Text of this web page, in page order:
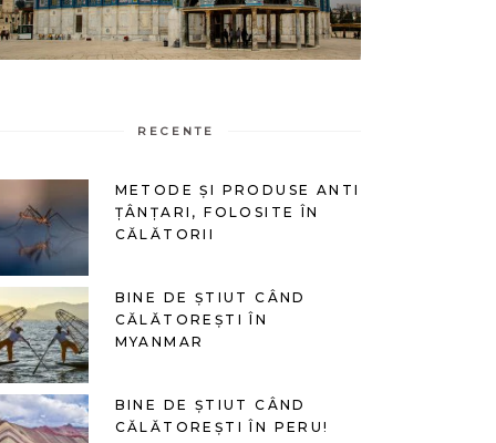
RECENTE
METODE ȘI PRODUSE ANTI
ȚÂNȚARI, FOLOSITE ÎN
CĂLĂTORII
BINE DE ȘTIUT CÂND
CĂLĂTOREȘTI ÎN
MYANMAR
BINE DE ȘTIUT CÂND
CĂLĂTOREȘTI ÎN PERU!